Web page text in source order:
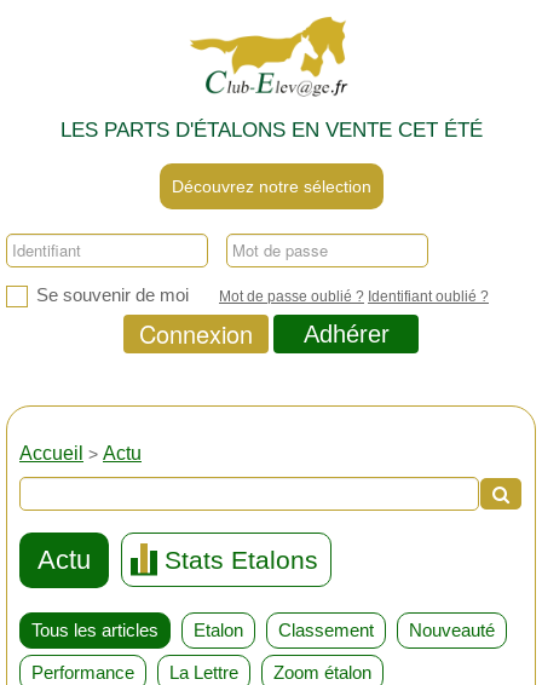
LES PARTS D'ÉTALONS EN VENTE CET ÉTÉ
Découvrez notre sélection
Se souvenir de moi Mot de passe oublié ? Identifiant oublié ?
Connexion Adhérer
Accueil > Actu
Actu Stats Etalons
Tous les articles Etalon Classement Nouveauté
Performance La Lettre Zoom étalon